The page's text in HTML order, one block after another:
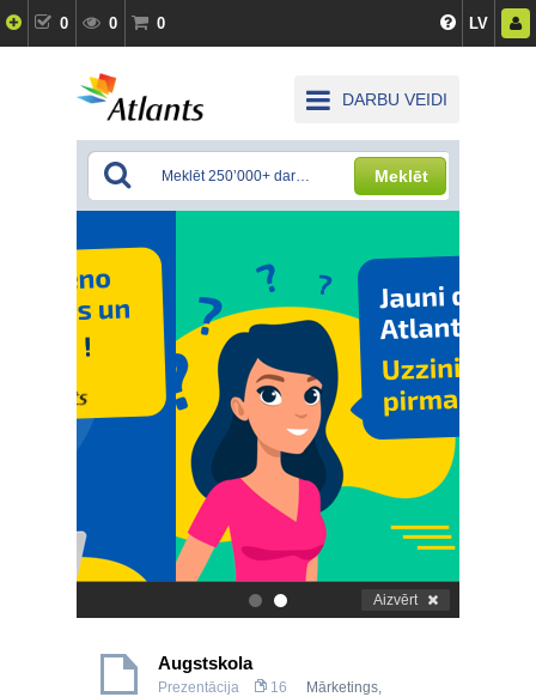
0 0 0 LV
DARBU VEIDI
Meklēt
. Aizvērt
Augstskola
Prezentācija 16
Mārketings,